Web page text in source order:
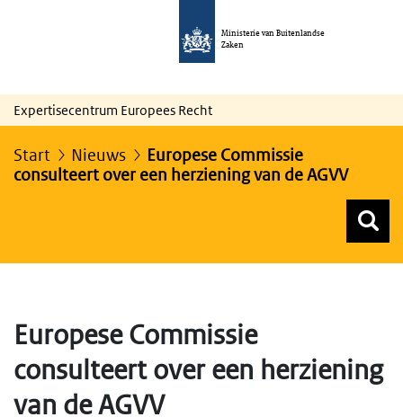
Ministerie van Buitenlandse
Zaken
Expertisecentrum Europees Recht
Start Nieuws
Europese Commissie
consulteert over een herziening van de AGVV
Europese Commissie
consulteert over een herziening
van de AGVV